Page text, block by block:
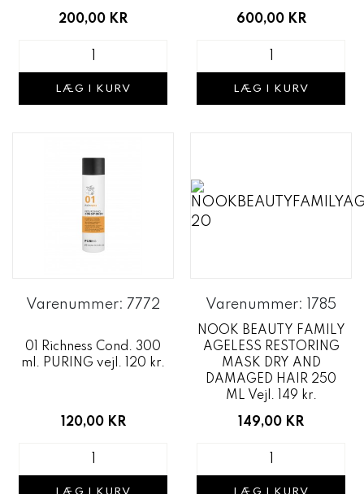
200,00 KR
LÆG I KURV
600,00 KR
LÆG I KURV
Varenummer: 7772
01 Richness Cond. 300
ml. PURING vejl. 120 kr.
120,00 KR
Varenummer: 1785
NOOK BEAUTY FAMILY
AGELESS RESTORING
MASK DRY AND
DAMAGED HAIR 250
ML Vejl. 149 kr.
149,00 KR